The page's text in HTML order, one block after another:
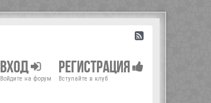
Вход
Войдите на форум
Регистрация
Вступайте в клуб